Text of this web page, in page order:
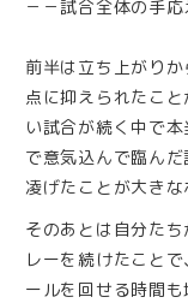
－－試合全体の手応
前半は立ち上がり
点に抑えられたこ
い試合が続く中で
で意気込んで臨ん
凌げたことが大きな
そのあとは自分た
レーを続けたこと
ールを回せる時間